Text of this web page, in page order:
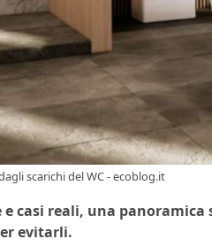
scarichi del WC - ecoblog.it
e casi reali, una
evitarli.